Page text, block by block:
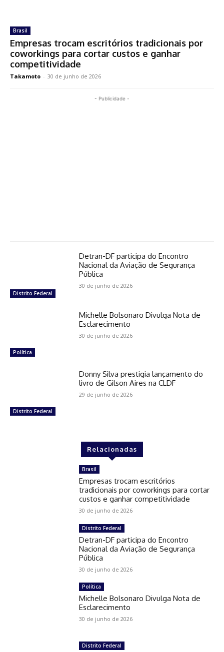
Brasil
Empresas trocam escritórios tradicionais por
coworkings para cortar custos e ganhar
competitividade
Takamoto - 30 de junho de 2026
- Publicidade -
Distrito Federal
Detran-DF participa do Encontro
Nacional da Aviação de Segurança
Pública
30 de junho de 2026
Política
Michelle Bolsonaro Divulga Nota de
Esclarecimento
30 de junho de 2026
Distrito Federal
Donny Silva prestigia lançamento do
livro de Gilson Aires na CLDF
29 de junho de 2026
Relacionadas
Brasil
Empresas trocam escritórios
tradicionais por coworkings para cortar
custos e ganhar competitividade
30 de junho de 2026
Distrito Federal
Detran-DF participa do Encontro
Nacional da Aviação de Segurança
Pública
30 de junho de 2026
Política
Michelle Bolsonaro Divulga Nota de
Esclarecimento
30 de junho de 2026
Distrito Federal